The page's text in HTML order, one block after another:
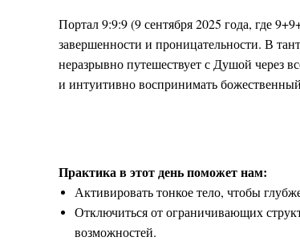
Портал 9:9:9 (9 сентября 2025 года, где
завершенности и проницательности. В
неразрывно путешествует с Душой через
и интуитивно воспринимать
Практика в этот день поможет нам:
Активировать тонкое тело, чтобы
Отключиться от ограничивающих
возможностей.